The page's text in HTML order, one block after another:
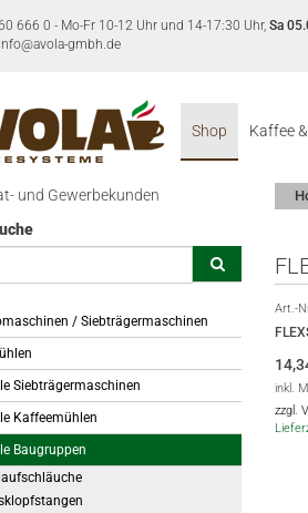
666 0 - Mo-Fr 10-12 Uhr und 14-17:30 Uhr, Sa
gmbh.de
Shop Kaffee
und Gewerbekunden
/ Siebträgermaschinen
Siebträgermaschinen
Kaffeemühlen
Baugruppen
Art.-
inkl.
zzgl.